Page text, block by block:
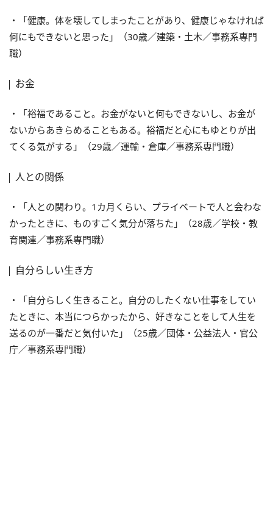
・「健康。体を壊してしまったことがあり、健康じゃなければ
何にもできないと思った」（30歳／建築・土木／事務系専門
職）
お金
・「裕福であること。お金がないと何もできないし、お金が
ないからあきらめることもある。裕福だと心にもゆとりが出
てくる気がする」（29歳／運輸・倉庫／事務系専門職）
人との関係
・「人との関わり。1カ月くらい、プライベートで人と会わな
かったときに、ものすごく気分が落ちた」（28歳／学校・教
育関連／事務系専門職）
自分らしい生き方
・「自分らしく生きること。自分のしたくない仕事をしてい
たときに、本当につらかったから、好きなことをして人生を
送るのが一番だと気付いた」（25歳／団体・公益法人・官公
庁／事務系専門職）